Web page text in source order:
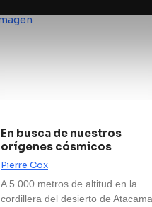
En busca de nuestros
orígenes cósmicos
Pierre Cox
A 5.000 metros de altitud en la
cordillera del desierto de Atacama